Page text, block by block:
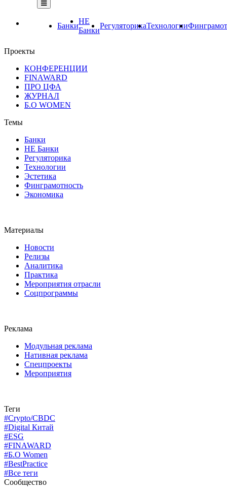
Банки
НЕ
Банки
РегуляторикаТехнологии
Проекты
КОНФЕРЕНЦИИ
FINAWARD
ПРО ЦФА
ЖУРНАЛ
Б.О WOMEN
Темы
Банки
НЕ Банки
Регуляторика
Технологии
Эстетика
Финграмотность
Экономика
Материалы
Новости
Релизы
Аналитика
Практика
Мероприятия отрасли
Соцпрограммы
Реклама
Модульная реклама
Нативная реклама
Спецпроекты
Мероприятия
Теги
#Crypto/CBDC
#Digital Китай
#ESG
#FINAWARD
#Б.О Women
#BestPractice
#Все теги
Сообщество